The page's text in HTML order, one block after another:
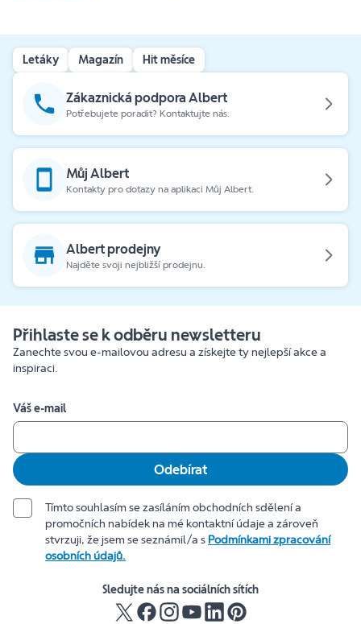
Letáky Magazín Hit měsíce
Zákaznická podpora Albert
Potřebujete poradit? Kontaktujte nás.
Můj Albert
Kontakty pro dotazy na aplikaci Můj Albert.
Albert prodejny
Najděte svoji nejbližší prodejnu.
Přihlaste se k odběru newsletteru
Zanechte svou e-mailovou adresu a získejte ty nejlepší akce a
inspiraci.
Váš e-mail
Odebírat
Tímto souhlasím se zasíláním obchodních sdělení a
promočních nabídek na mé kontaktní údaje a zároveň
stvrzuji, že jsem se seznámil/a s Podmínkami zpracování
osobních údajů.
Sledujte nás na sociálních sítích